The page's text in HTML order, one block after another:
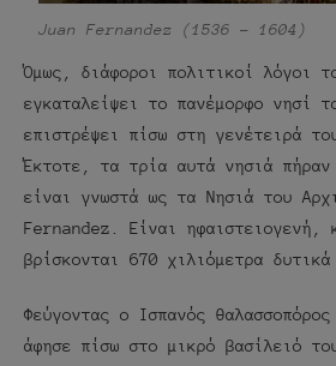
Juan Fernandez (1536 – 1604)
Όμως, διάφοροι πολιτικοί λόγοι
εγκαταλείψει το πανέμορφο νησί
επιστρέψει πίσω στη γενέτειρά
Έκτοτε, τα τρία αυτά νησιά
είναι γνωστά ως τα Νησιά του
Fernandez. Είναι ηφαιστειογενή,
βρίσκονται 670 χιλιόμετρα
Φεύγοντας ο Ισπανός
άφησε πίσω στο μικρό βασίλειό